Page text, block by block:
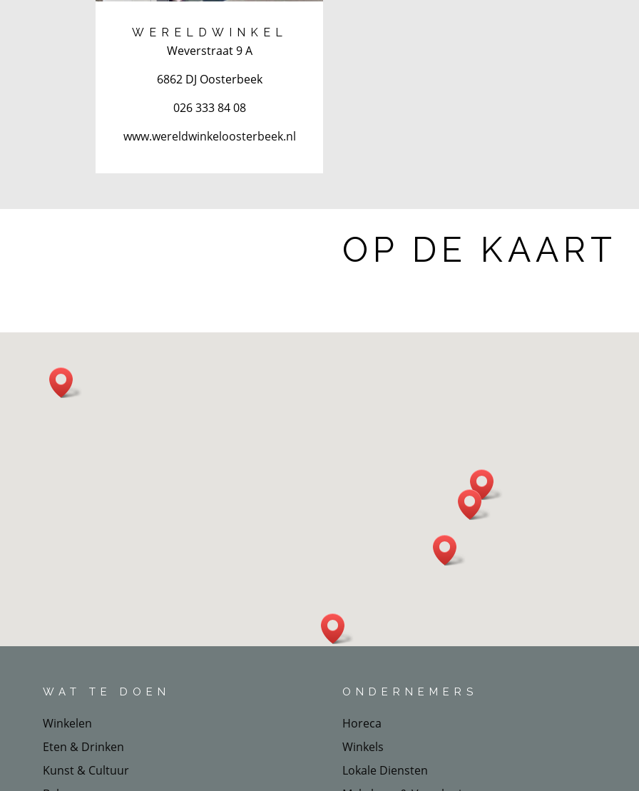
WERELDWINKEL
Weverstraat 9 A
6862 DJ Oosterbeek
026 333 84 08
www.wereldwinkeloosterbeek.nl
OP DE KAART
WAT TE DOEN
Winkelen
Eten & Drinken
Kunst & Cultuur
ONDERNEMERS
Horeca
Winkels
Lokale Diensten